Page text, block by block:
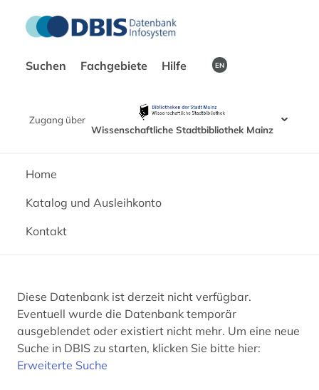
Suchen Fachgebiete Hilfe EN
Zugang über
Wissenschaftliche Stadtbibliothek Mainz
Home
Katalog und Ausleihkonto
Kontakt
Diese Datenbank ist derzeit nicht verfügbar.
Eventuell wurde die Datenbank temporär
ausgeblendet oder existiert nicht mehr. Um eine neue
Suche in DBIS zu starten, klicken Sie bitte hier:
Erweiterte Suche